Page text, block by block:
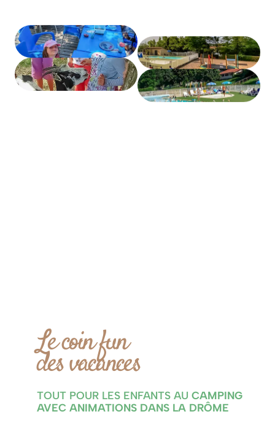
Le coin fun
des vacances
TOUT POUR LES ENFANTS AU CAMPING
AVEC ANIMATIONS DANS LA DRÔME